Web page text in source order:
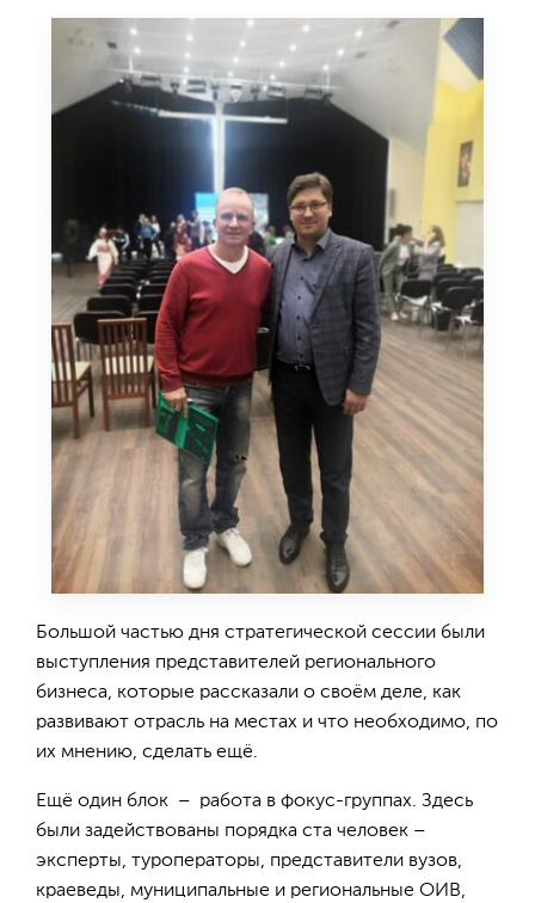
Большой частью дня стратегической сессии были
выступления представителей регионального
бизнеса, которые рассказали о своём деле, как
развивают отрасль на местах и что необходимо, по
их мнению, сделать ещё.
Ещё один блок – работа в фокус-группах. Здесь
были задействованы порядка ста человек –
эксперты, туроператоры, представители вузов,
краеведы, муниципальные и региональные ОИВ,